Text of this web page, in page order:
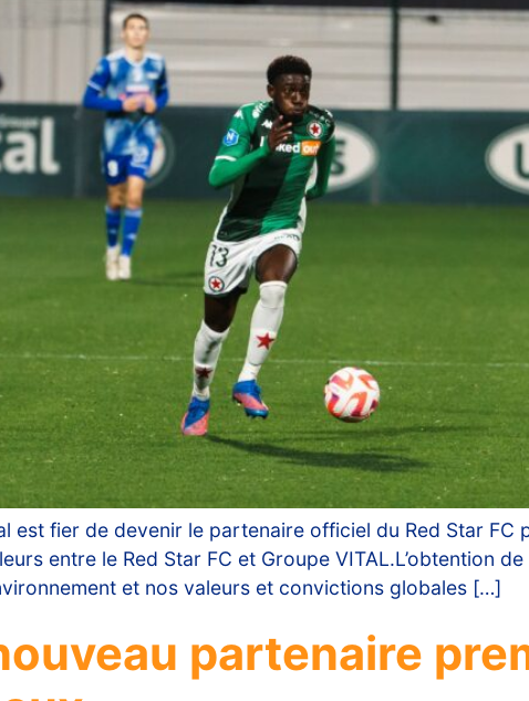
est fier de devenir le partenaire officiel du Red Star
entre le Red Star FC et Groupe VITAL.L’obtention
et nos valeurs et convictions globales […]
partenaire